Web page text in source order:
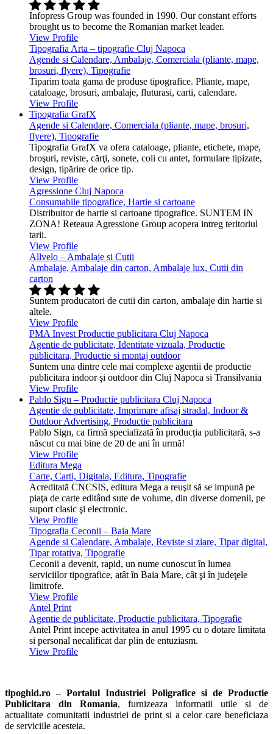
Infopress Group was founded in 1990. Our constant efforts
brought us to become the Romanian market leader.
View Profile
Tipografia Arta – tipografie Cluj Napoca
Agende si Calendare, Ambalaje, Comerciala (pliante, mape,
brosuri, flyere), Tipografie
Tiparim toata gama de produse tipografice. Pliante, mape,
cataloage, brosuri, ambalaje, fluturasi, carti, calendare.
View Profile
Tipografia GrafX
Agende si Calendare, Comerciala (pliante, mape, brosuri,
flyere), Tipografie
Tipografia GrafX va ofera cataloage, pliante, etichete, mape,
broşuri, reviste, cărţi, sonete, coli cu antet, formulare tipizate,
design, tipărire de orice tip.
View Profile
Agressione Cluj Napoca
Consumabile tipografice, Hartie si cartoane
Distribuitor de hartie si cartoane tipografice. SUNTEM IN
ZONA! Reteaua Agressione Group acopera intreg teritoriul
tarii.
View Profile
Allvelo – Ambalaje si Cutii
Ambalaje, Ambalaje din carton, Ambalaje lux, Cutii din
carton
Suntem producatori de cutii din carton, ambalaje din hartie si
altele.
View Profile
PMA Invest Productie publicitara Cluj Napoca
Agentie de publicitate, Identitate vizuala, Productie
publicitara, Productie si montaj outdoor
Suntem una dintre cele mai complexe agentii de productie
publicitara indoor şi outdoor din Cluj Napoca si Transilvania
View Profile
Pablo Sign – Productie publicitara Cluj Napoca
Agentie de publicitate, Imprimare afisaj stradal, Indoor &
Outdoor Advertising, Productie publicitara
Pablo Sign, ca firmă specializată în producția publicitară, s-a
născut cu mai bine de 20 de ani în urmă!
View Profile
Editura Mega
Carte, Carti, Digitala, Editura, Tipografie
Acreditată CNCSIS, editura Mega a reuşit să se impună pe
piaţa de carte editând sute de volume, din diverse domenii, pe
suport clasic şi electronic.
View Profile
Tipografia Ceconii – Baia Mare
Agende si Calendare, Ambalaje, Reviste si ziare, Tipar digital,
Tipar rotativa, Tipografie
Ceconii a devenit, rapid, un nume cunoscut în lumea
serviciilor tipografice, atât în Baia Mare, cât şi în judeţele
limitrofe.
View Profile
Antel Print
Agentie de publicitate, Productie publicitara, Tipografie
Antel Print incepe activitatea in anul 1995 cu o dotare limitata
si personal necalificat dar plin de entuziasm.
View Profile
tipoghid.ro – Portalul Industriei Poligrafice si de Productie
Publicitara din Romania, furnizeaza informatii utile si de
actualitate comunitatii industriei de print si a celor care beneficiaza
de serviciile acesteia.